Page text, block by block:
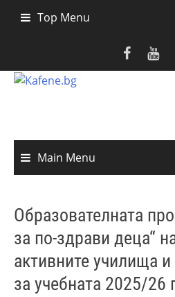
Top Menu
Main Menu
Образователната
за по-здрави деца“
активните училища
за учебната 2025/26